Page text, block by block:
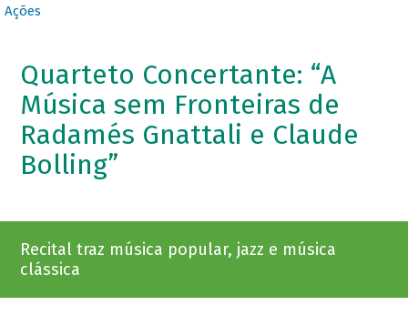
Ações
Quarteto Concertante: “A
Música sem Fronteiras de
Radamés Gnattali e Claude
Bolling”
Recital traz música popular, jazz e música
clássica